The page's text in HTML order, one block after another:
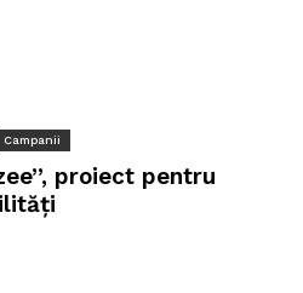
Campanii
proiect pentru